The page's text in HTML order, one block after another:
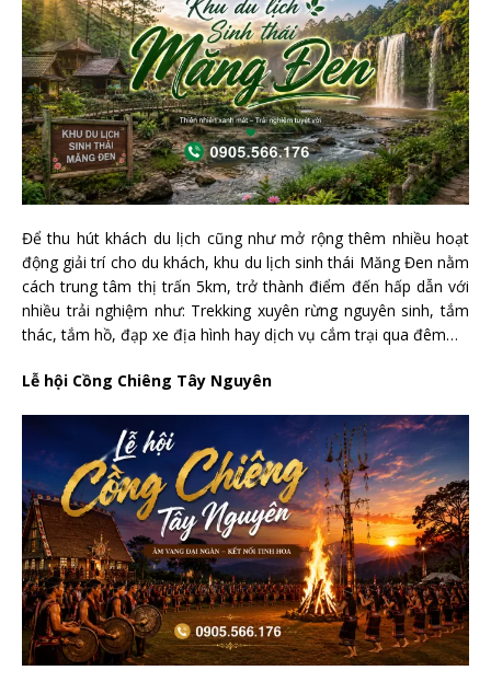
Để thu hút khách du lịch cũng như mở rộng thêm nhiều hoạt
động giải trí cho du khách, khu du lịch sinh thái Măng Đen nằm
cách trung tâm thị trấn 5km, trở thành điểm đến hấp dẫn với
nhiều trải nghiệm như: Trekking xuyên rừng nguyên sinh, tắm
thác, tắm hồ, đạp xe địa hình hay dịch vụ cắm trại qua đêm…
Lễ hội Cồng Chiêng Tây Nguyên